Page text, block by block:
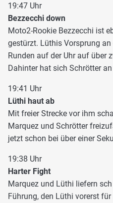
19:47 Uhr
Bezzecchi down
Moto2-Rookie Bezzecchi ist
gestürzt. Lüthis Vorsprung
Runden auf der Uhr auf über
Dahinter hat sich Schrötter
19:41 Uhr
Lüthi haut ab
Mit freier Strecke vor ihm
Marquez und Schrötter
jetzt schon bei über einer
19:38 Uhr
Harter Fight
Marquez und Lüthi liefern
Führung, den Lüthi vorerst